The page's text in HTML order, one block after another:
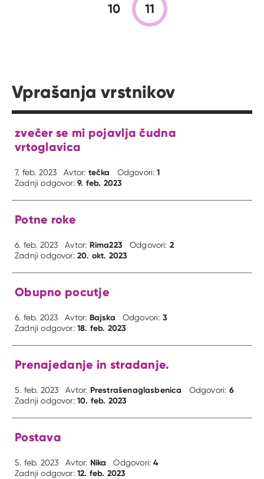
10 11
Vprašanja vrstnikov
zvečer se mi pojavlja čudna
vrtoglavica
7. feb. 2023 Avtor: tečka Odgovori:1
Zadnji odgovor:9. feb. 2023
Potne roke
6. feb. 2023 Avtor: Rima223 Odgovori: 2
Zadnji odgovor:20. okt. 2023
Obupno pocutje
6. feb. 2023 Avtor: Bajska Odgovori: 3
Zadnji odgovor:18. feb. 2023
Prenajedanje in stradanje.
5. feb. 2023 Avtor: Prestrašenaglasbenica Odgovori: 6
Zadnji odgovor:10. feb. 2023
Postava
5. feb. 2023 Avtor: Nika Odgovori:4
Zadnji odgovor:12. feb. 2023